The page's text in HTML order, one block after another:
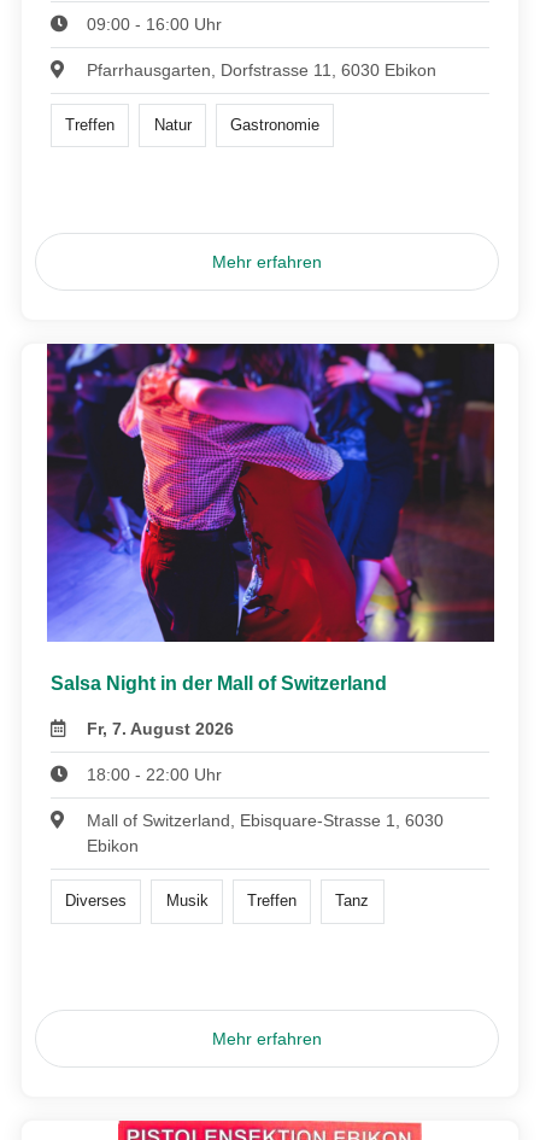
09:00 - 16:00 Uhr
Pfarrhausgarten, Dorfstrasse 11, 6030 Ebikon
Treffen Natur Gastronomie
Mehr erfahren
Salsa Night in der Mall of Switzerland
Fr, 7. August 2026
18:00 - 22:00 Uhr
Mall of Switzerland, Ebisquare-Strasse 1, 6030
Ebikon
Diverses Musik Treffen Tanz
Mehr erfahren